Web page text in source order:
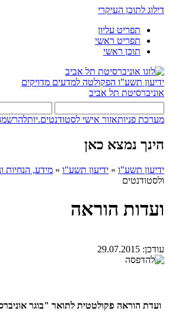
דילוג לתוכן העיקרי
תפריט עליון
תפריט ראשי
תוכן ראשי
ידיעון תשע"ו הפקולטה למדעים מדויקים
אוניברסיטת תל אביב
מערכת פניותאזור אישי לסטודנטים.יות
הינך נמצא כאן
ידיעון תשע"ו » ידיעון תשע"ו » מידע, הנחיות
ולסטודנטים
ועדות הוראה
עודכן: 29.07.2015
ועדת הוראה פקולטטית לתואר "בוגר